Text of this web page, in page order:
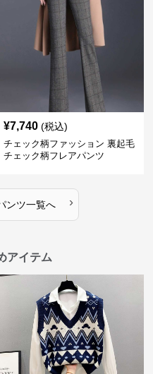
¥7,740 (税込)
チェック柄ファッション 裏起毛
チェック柄フレアパンツ
ンツ一覧へ ›
アイテム